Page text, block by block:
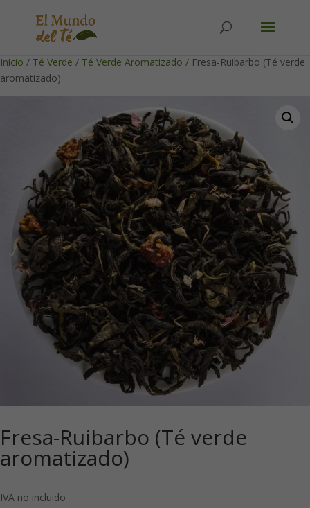
Inicio / Té Verde / Té Verde Aromatizado / Fresa-Ruibarbo (Té verde
aromatizado)
Fresa-Ruibarbo (Té verde
aromatizado)
IVA no incluido